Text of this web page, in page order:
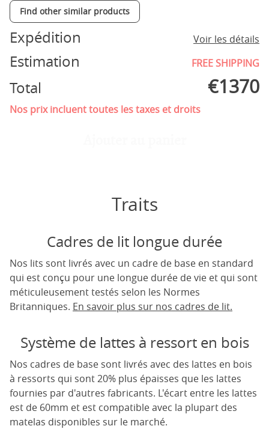
Find other similar products
Expédition Voir les détails
Estimation FREE SHIPPING
Total €1370
Nos prix incluent toutes les taxes et droits
Traits
Cadres de lit longue durée
Nos lits sont livrés avec un cadre de base en standard
qui est conçu pour une longue durée de vie et qui sont
méticuleusement testés selon les Normes
Britanniques. En savoir plus sur nos cadres de lit.
Système de lattes à ressort en bois
Nos cadres de base sont livrés avec des lattes en bois
à ressorts qui sont 20% plus épaisses que les lattes
fournies par d'autres fabricants. L'écart entre les lattes
est de 60mm et est compatible avec la plupart des
matelas disponibles sur le marché.